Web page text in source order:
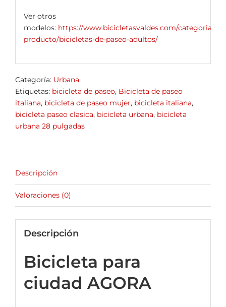
Ver otros
modelos: https://www.bicicletasvaldes.com/categoria-
producto/bicicletas-de-paseo-adultos/
Categoría: Urbana
Etiquetas: bicicleta de paseo, Bicicleta de paseo
italiana, bicicleta de paseo mujer, bicicleta italiana,
bicicleta paseo clasica, bicicleta urbana, bicicleta
urbana 28 pulgadas
Descripción
Valoraciones (0)
Descripción
Bicicleta para
ciudad AGORA